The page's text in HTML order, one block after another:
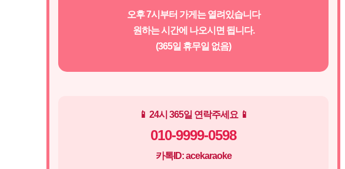
오후 7시부터 가게는 열려있습니다
원하는 시간에 나오시면 됩니다.
(365일 휴무일 없음)
📱 24시 365일 연락주세요 📱
010-9999-0598
카톡ID: acekaraoke